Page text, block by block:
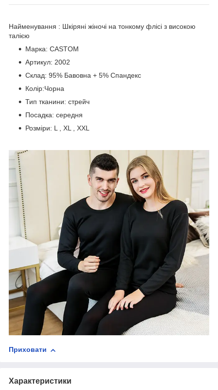
Найменування : Шкіряні жіночі на тонкому флісі з високою
талією
Марка: CASTOM
Артикул: 2002
Склад: 95% Бавовна + 5% Спандекс
Колір:Чорна
Тип тканини: стрейч
Посадка: середня
Розміри: L , XL , XXL
Приховати
Характеристики